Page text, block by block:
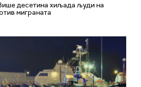
десетина хиљада људи на
миграната